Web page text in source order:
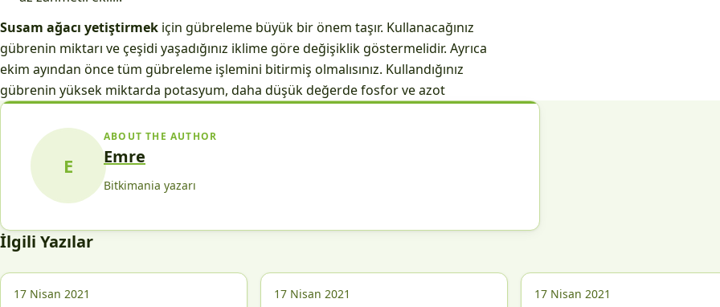
Susam ağacı yetiştirmek için gübreleme büyük bir önem taşır. Kullanacağınız
gübrenin miktarı ve çeşidi yaşadığınız iklime göre değişiklik göstermelidir. Ayrıca
ekim ayından önce tüm gübreleme işlemini bitirmiş olmalısınız. Kullandığınız
gübrenin yüksek miktarda potasyum, daha düşük değerde fosfor ve azot
E
ABOUT THE AUTHOR
Emre
Bitkimania yazarı
İlgili Yazılar
17 Nisan 2021 17 Nisan 2021 17 Nisan 2021